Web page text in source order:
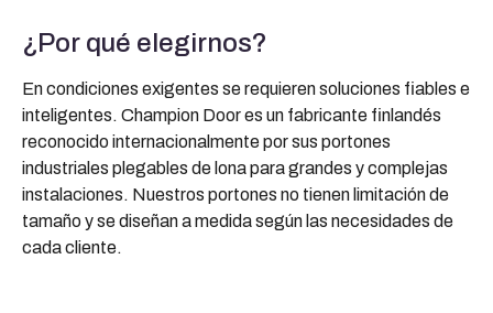
¿Por qué elegirnos?
En condiciones exigentes se requieren soluciones fiables e
inteligentes. Champion Door es un fabricante finlandés
reconocido internacionalmente por sus portones
industriales plegables de lona para grandes y complejas
instalaciones. Nuestros portones no tienen limitación de
tamaño y se diseñan a medida según las necesidades de
cada cliente.